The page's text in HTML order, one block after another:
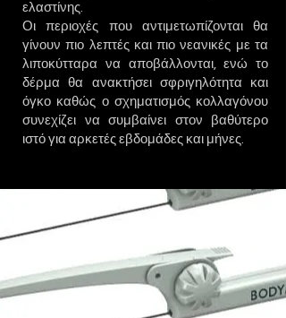
ελαστίνης.
Οι περιοχές που αντιμετωπίζονται θα
γίνουν πιο λεπτές και πιο νεανικές με τα
λιποκύτταρα να αποβάλλονται, ενώ το
δέρμα θα ανακτήσει σφριγηλότητα και
όγκο καθώς ο σχηματισμός κολλαγόνου
συνεχίζει να συμβαίνει στον βαθύτερο
ιστό για αρκετές εβδομάδες και μήνες.